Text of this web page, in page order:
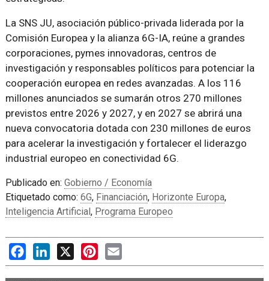
La SNS JU, asociación público-privada liderada por la
Comisión Europea y la alianza 6G-IA, reúne a grandes
corporaciones, pymes innovadoras, centros de
investigación y responsables políticos para potenciar la
cooperación europea en redes avanzadas. A los 116
millones anunciados se sumarán otros 270 millones
previstos entre 2026 y 2027, y en 2027 se abrirá una
nueva convocatoria dotada con 230 millones de euros
para acelerar la investigación y fortalecer el liderazgo
industrial europeo en conectividad 6G.
Publicado en: Gobierno / Economía
Etiquetado como: 6G, Financiación, Horizonte Europa,
Inteligencia Artificial, Programa Europeo
FacebookLinkedIn
X PinterestEmail